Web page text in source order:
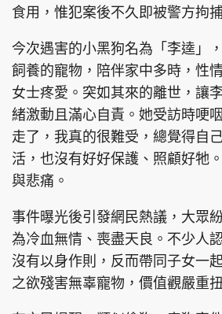
食用，惟犯案後不久即被警方拘捕
今次遇害的小黑狗名為「李逵」
飼養的寵物，陪伴家中多時，性
女士疼愛。突如其來的離世，讓
緒激動且滿心自責。她受訪時哽
走了，我真的很難受，總覺得自
活，也沒有好好保護、照顧好牠
與悲痛。
事件曝光後引發網民熱議，大眾
為冷血無情、喪盡天良。不少人
沒有以身作則，反而帶同子女一
之欲殘害無辜寵物，價值觀嚴重